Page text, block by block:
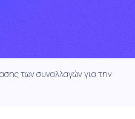
των συναλλαγών για την